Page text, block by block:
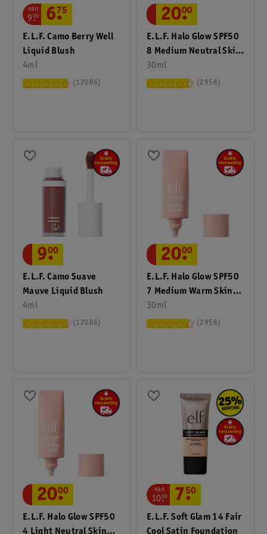
E.l.f. Camo Berry Well
Liquid Blush
4ml
van
9.
00 6.
75
12086
E.l.f. Halo Glow SPF50
8 Medium Neutral Skin
Tint
30ml
20.
00
2958
E.l.f. Camo Suave
Mauve Liquid Blush
4ml
9.
00
12086
E.l.f. Halo Glow SPF50
7 Medium Warm Skin
Tint
30ml
20.
00
2958
E.l.f. Halo Glow SPF50
4 Light Neutral Skin
20.
00
E.l.f. Soft Glam 14 Fair
Cool Satin Foundation
van
10.
00 7.
50